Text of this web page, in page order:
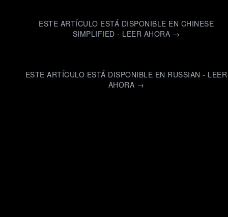
ESTE ARTÍCULO ESTÁ DISPONIBLE EN CHINESE
SIMPLIFIED - LEER AHORA →
ESTE ARTÍCULO ESTÁ DISPONIBLE EN RUSSIAN - LEER
AHORA →